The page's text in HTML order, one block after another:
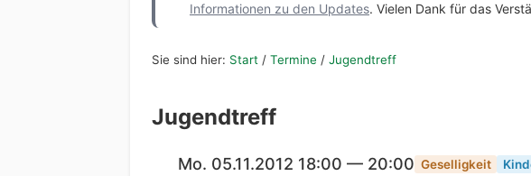
Informationen zu den Updates. Vielen Dank für das
Sie sind hier: Start / Termine / Jugendtreff
Jugendtreff
Mo. 05.11.2012 18:00 — 20:00 Geselligkeit